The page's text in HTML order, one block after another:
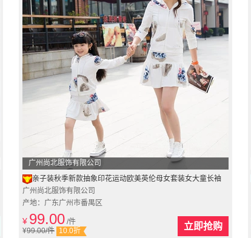
广州尚北服饰有限公司
亲子装秋季新款抽象印花运动欧美英伦母女套装女大童长袖
广州尚北服饰有限公司
产地：广东广州市番禺区
¥ 99.00 /件
¥99.00/件 10.0折 立即抢购